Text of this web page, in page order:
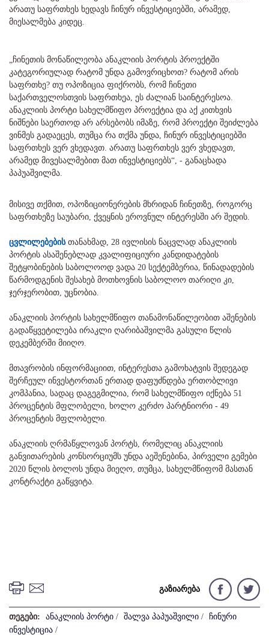
არათუ საფრთხეს ხედავს ჩინურ ინვესტიციებში, არამედ,
მიესალმება კიდეც.
„ჩინეთის მონაწილეობა ანაკლიის პორტის პროექტში
კატეგორიულად რატომ უნდა გამოვრიცხოთ? რატომ არის
საფრთხე? თუ ოპოზიცია ფიქრობს, რომ ჩინეთი
საქართველოსთვის საფრთხეა, ეს ძალიან საინტერესოა.
ანაკლიის პორტი სახელმწიფო პროექტია და აქ კითხვის
ნიშნები საერთოდ არ არსებობს იმაზე, რომ პროექტი შეიძლება
ვინმეს გადაეცეს, თუმცა რა თქმა უნდა, ჩინურ ინვესტიციებში
საფრთხეს ვერ ვხედავთ. არათუ საფრთხეს ვერ ვხედავთ,
არამედ მივესალმებით მათ ინვესტიციებს“, - განაცხადა
პაპუაშვილმა.
მისივე თქმით, ოპოზიციონერების მხრიდან ჩინეთზე, როგორც
საფრთხეზე საუბარი, ქვეყნის ეროვნულ ინტერესში არ შედის.
ცვლილებებისთანახმად, 28 ივლისის ნაცვლად ანაკლიის
პორტის ასაშენებლად კვალიფიციური კანდიდატების
შეტყობინების საბოლოოდ ვადა 20 სექტემბერია, წინადადების
წარმოდგენის შესახებ მოთხოვნის საბოლოო თარიღი კი,
ჯერჯერობით, უცნობია.
ანაკლიის პორტის სახელმწიფო თანამონაწილეობით აშენების
გადაწყვეტილება ირაკლი ღარიბაშვილმა გასული წლის
დეკემბერში მიიღო.
მთავრობის ინფორმაციით, ინტერესთა გამოხატვის შედეგად
შერჩეულ ინვესტორთან ერთად დაფუძნდება ერთობლივი
კომპანია, სადაც დაგეგმილია, რომ სახელმწიფო იქნება 51
პროცენტის მფლობელი, ხოლო კერძო პარტნიორი - 49
პროცენტის მფლობელი.
ანაკლიის ღრმაწყლოვან პორტს, რომელიც ანაკლიის
განვითარების კონსორციუმს უნდა აეშენებინა, პირველი გემები
2020 წლის ბოლოს უნდა მიეღო, თუმცა, სახელმწიფომ მასთან
კონტრაქტი გაწყვიტა.
გაზიარება
თეგები: ანაკლიის პორტი / შალვა პაპუაშვილი /
ჩინური
ინვესტიცია /